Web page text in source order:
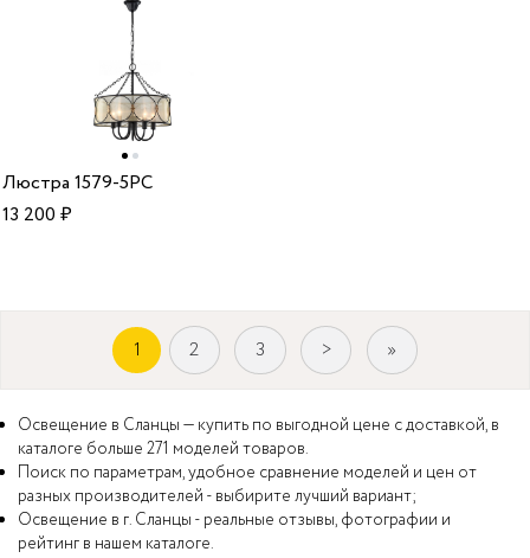
Люстра 1579-5PC
13 200₽
1 2 3 > »
Освещение в Сланцы — купить по выгодной цене с доставкой, в
каталоге больше 271 моделей товаров.
Поиск по параметрам, удобное сравнение моделей и цен от
разных производителей - выбирите лучший вариант;
Освещение в г. Сланцы - реальные отзывы, фотографии и
рейтинг в нашем каталоге.